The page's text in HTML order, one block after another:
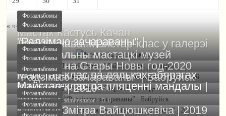
« чэрв жнів »
Фотаальбомы
Мастак Кастусь Качан
12.08.2020 administrator 0
Фотаальбомы
Любоў і кава. Майстар-клас у галерэі
31.03.2020 administrator 0
Фотаальбомы
"Радзімаю зачараваны" |
Нацыянальны мастацкі музей
29.01.2020 administrator 0
Фотаальбомы
Ранішнік на Стары Новы год-2020
21.01.2020 administrator 0
Фотаальбомы
“Радзімаю зачараваны” | Бабруйск
18.11.2019 administrator 0
Фотаальбомы
Майстар-клас па ляльках-абярэгах
“Шчасце” | 2019
02.11.2019 administrator 0
Фотаальбомы
Майстар-клас па пляценні мандалы |
2019
23.10.2019 administrator 0
Фотаальбомы
Канцэрт Змітра Вайцюшкевіча | 2019
Фотаальбомы